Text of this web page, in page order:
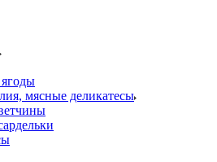
мясные деликатесы